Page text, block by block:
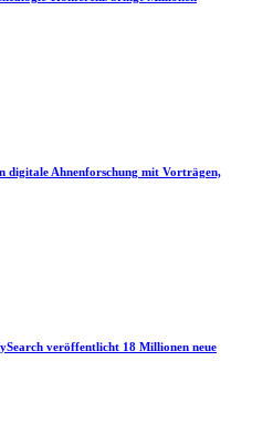
digitale Ahnenforschung mit Vorträgen,
veröffentlicht 18 Millionen neue